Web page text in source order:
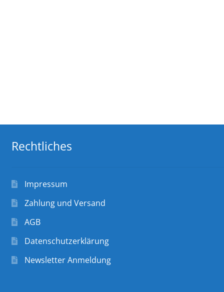
Rechtliches
Impressum
Zahlung und Versand
AGB
Datenschutzerklärung
Newsletter Anmeldung